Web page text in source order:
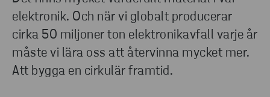
elektronik. Och när vi globalt producerar
cirka 50 miljoner ton elektronikavfall varje år
måste vi lära oss att återvinna mycket mer.
Att bygga en cirkulär framtid.
LADDA NER INFOGRAFIKEN SOM
PDF